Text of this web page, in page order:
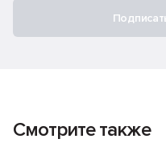
Смотрите также